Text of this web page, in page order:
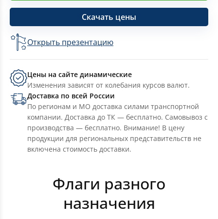
Скачать цены
Открыть презентацию
Цены на сайте динамические
Изменения зависят от колебания курсов валют.
Доставка по всей России
По регионам и МО доставка силами транспортной
компании. Доставка до ТК — бесплатно. Самовывоз с
производства — бесплатно. Внимание! В цену
продукции для региональных представительств не
включена стоимость доставки.
Флаги разного
назначения